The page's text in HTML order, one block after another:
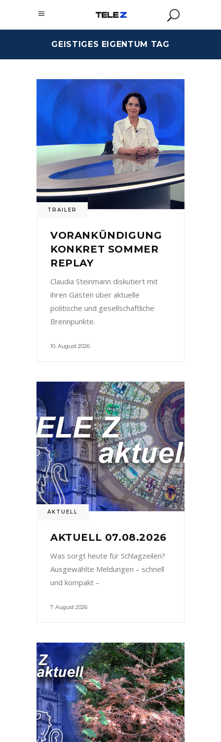
GEISTIGES EIGENTUM TAG
TRAILER
VORANKÜNDIGUNG
KONKRET SOMMER
REPLAY
Claudia Steinmann diskutiert mit
ihren Gästen über aktuelle
politische und gesellschaftliche
Brennpunkte.
10. August 2026
AKTUELL
AKTUELL 07.08.2026
Was sorgt heute für Schlagzeilen?
Ausgewählte Meldungen – schnell
und kompakt –
7. August 2026